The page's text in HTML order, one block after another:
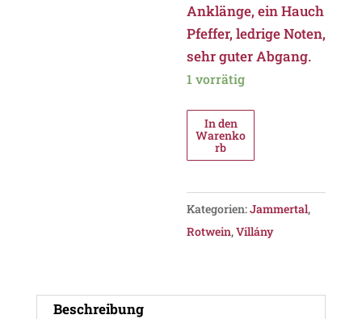
Anklänge, ein Hauch
Pfeffer, ledrige Noten,
sehr guter Abgang.
1 vorrätig
In den
Warenko
rb
Kategorien:Jammertal,
Rotwein,Villány
Beschreibung